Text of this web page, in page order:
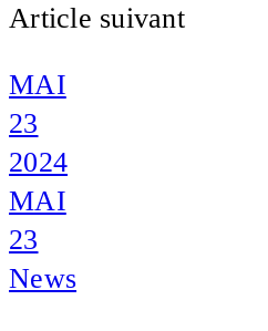
Article suivant
MAI
23
2024
MAI
23
News